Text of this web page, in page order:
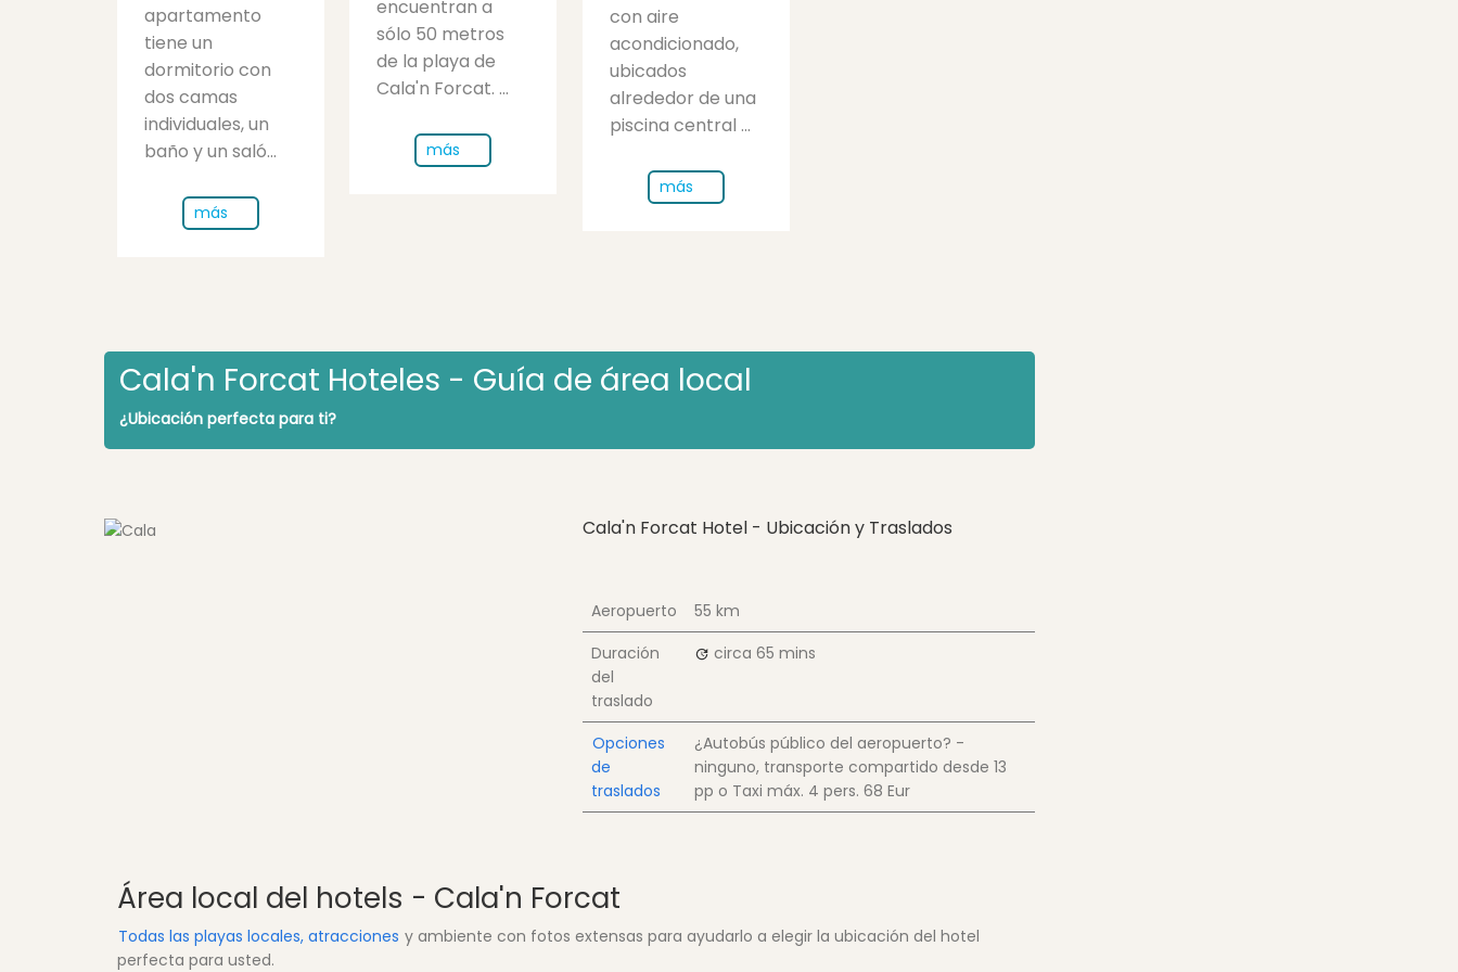
apartamento
tiene un
dormitorio con
dos camas
individuales, un
baño y un saló...
más
encuentran a
sólo 50 metros
de la playa de
Cala'n Forcat. ...
más
con aire
acondicionado,
ubicados
alrededor de una
piscina central ...
más
Cala'n Forcat Hoteles - Guía de área local
¿Ubicación perfecta para ti?
Cala'n Forcat Hotel - Ubicación y Traslados
Aeropuerto
55 km
Duración
del
traslado
circa 65 mins
Opciones
de
traslados
¿Autobús público del aeropuerto? -
ninguno, transporte compartido desde 13
pp o Taxi máx. 4 pers. 68 Eur
Área local del hotels - Cala'n Forcat
Todas las playas locales, atracciones y ambiente con fotos extensas para ayudarlo a elegir la ubicación del hotel
perfecta para usted.